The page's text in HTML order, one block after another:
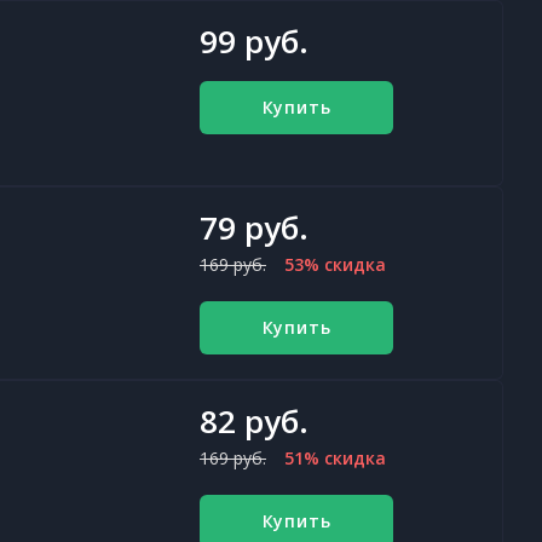
99 руб.
Купить
79 руб.
169 руб. 53% скидка
Купить
82 руб.
169 руб. 51% скидка
Купить